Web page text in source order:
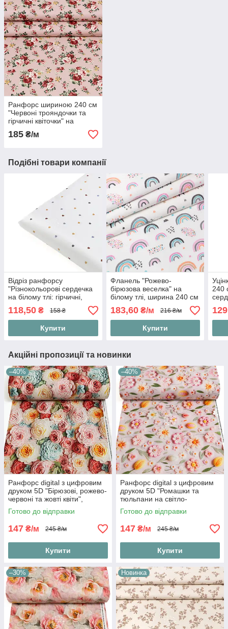
Ранфорс шириною 240 см
"Червоні трояндочки та
гірчичні квіточки" на
рожевому, №5241
185 ₴/м
Подібні товари компанії
Відріз ранфорсу
"Різнокольорові сердечка
на білому тлі: гірчичні,
графітові", №5244, розмір
85*240 см
118,50 ₴ 158 ₴
Купити
Фланель "Рожево-
бірюзова веселка" на
білому тлі, ширина 240 см
183,60₴/м 216 ₴/м
Купити
240
Акційні пропозиції та новинки
–40%
Ранфорс digital з цифровим
друком 5D "Бірюзові, рожево-
червоні та жовті квіти",
№5540
Готово до відправки
147 ₴/м 245 ₴/м
Купити
–40%
Ранфорс digital з цифровим
друком 5D "Ромашки та
тюльпани на світло-
рожевому тлі", №5542
Готово до відправки
147 ₴/м 245 ₴/м
Купити
–30% Новинка